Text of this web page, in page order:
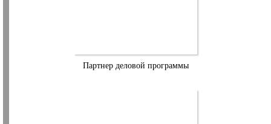
Партнер деловой программы